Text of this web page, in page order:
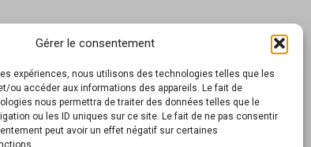
Gérer le consentement
expériences, nous utilisons des technologies telles que les
ou accéder aux informations des appareils. Le fait de
nous permettra de traiter des données telles que le
ou les ID uniques sur ce site. Le fait de ne pas consentir
peut avoir un effet négatif sur certaines